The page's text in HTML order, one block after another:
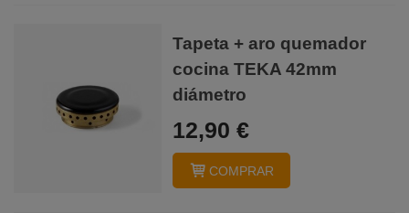
Tapeta + aro quemador
cocina TEKA 42mm
diámetro
12,90 €
COMPRAR